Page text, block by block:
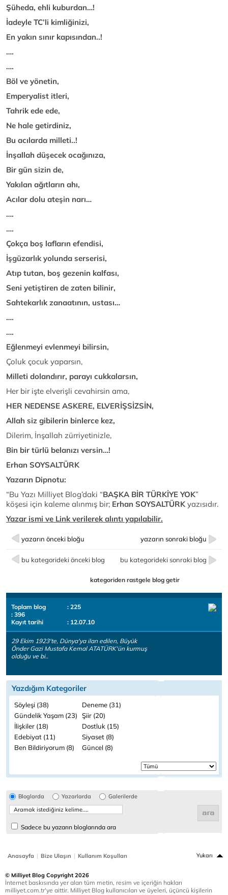
Şüheda, ehli kuburdan…!
İadeyle TC’li kimliğinizi,
En yakın sınır kapısından..!
….
….
Böl ve yönetin,
Emperyalist itleri,
Tahrik ede ede,
Ne hale getirdiniz,
Bu acılarda milleti..!
İnşallah düşecek ocağınıza,
Bir gün sizin de,
Yakılan ağıtların ahı,
Acılar dolu ateşin narı…
….
….
Çokça boş lafların efendisi,
İşgüzarlık yolunda serserisi,
Atıp tutan, boş gezenin kalfası,
Seni yetiştiren de zaten bilinir,
Sahtekarlık zanaatının, ustası…
….
….
Eğlenmeyi evlenmeyi bilirsin,
Çoluk çocuk yaparsın,
Milleti dolandırır, parayı cukkalarsın,
Her bir işte elverişli cevahirsin ama,
HER NEDENSE ASKERE, ELVERİŞSİZSİN,
Allah siz gibilerin binlerce kez,
Dilerim, İnşallah zürriyetinizle,
Bin bir türlü belanızı versin…!
Erhan SOYSALTÜRK
Yazarın Dipnotu:
“Bu Yazı Milliyet Blog’daki “BAŞKA BİR TÜRKİYE YOK”
köşesi için kaleme alınmış bir; Erhan SOYSALTÜRK yazısıdır.
Yazar ismi ve Link verilerek alıntı yapılabilir.
yazarın önceki bloğu yazarın sonraki bloğu
bu kategorideki önceki blog bu kategorideki sonraki blog
kategoriden rastgele blog getir
Toplam blog
: 225
: 396
Kayıt tarihi
: 12.07.10
29 Ekim 1923'te, Dünya'ya ilan edilen, Büyük
Önder Gazi Mustafa Kemal ATATÜRK'ün kurmuş
olduğu ve bi..
Yazdığım Kategoriler
Söyleşi (38)
Deneme (31)
Gündelik Yaşam (23)
Şiir (20)
İlişkiler (18)
Dostluk (15)
Edebiyat (11)
Siyaset (8)
Ben Bildiriyorum (8)
Güncel (8)
Bloglarda Yazarlarda Galerilerde
Sadece bu yazarın bloglarında ara
Anasayfa | Bize Ulaşın | Kullanım Koşulları Yukarı
© Milliyet Blog Copyright 2026
İnternet baskısında yer alan tüm metin, resim ve içeriğin hakları
milliyet.com.tr'ye aittir. Milliyet Blog kullanıcıları ve üyeleri, üçüncü kişilerin